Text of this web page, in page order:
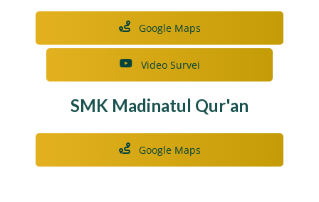
Google Maps
Video Survei
SMK Madinatul Qur'an
Google Maps